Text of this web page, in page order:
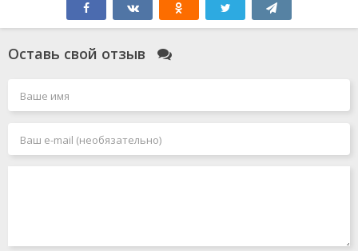
Оставь свой отзыв